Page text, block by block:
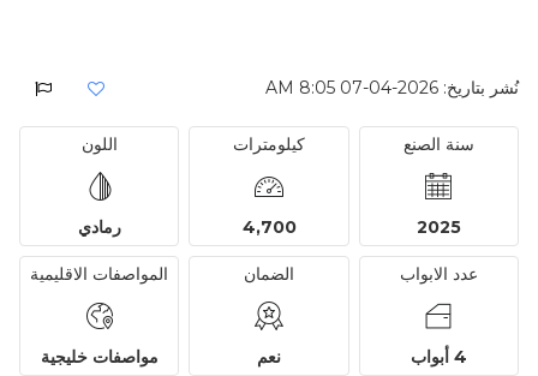
نُشر بتاريخ: 2026-04-07 8:05 AM
سنة الصنع
2025
كيلومترات
4,700
اللون
رمادي
عدد الابواب
4 أبواب
الضمان
نعم
المواصفات الاقليمية
مواصفات خليجية